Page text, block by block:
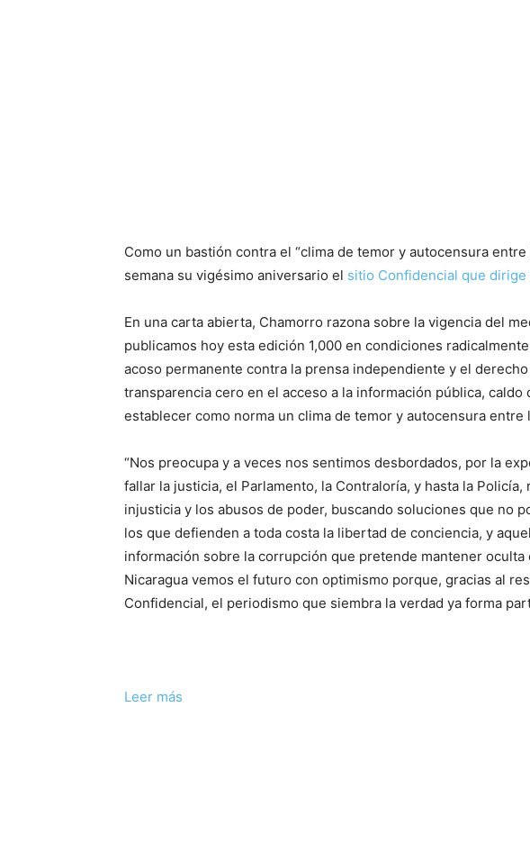
Como un bastión contra el “clima de temor y autocensura
semana su vigésimo aniversario el sitio Confidencial que
En una carta abierta, Chamorro razona sobre la vigencia del
publicamos hoy esta edición 1,000 en condiciones
acoso permanente contra la prensa independiente y el
transparencia cero en el acceso a la información pública,
establecer como norma un clima de temor y autocensura entre
“Nos preocupa y a veces nos sentimos desbordados, por la
fallar la justicia, el Parlamento, la Contraloría, y hasta la
injusticia y los abusos de poder, buscando soluciones que no
los que defienden a toda costa la libertad de conciencia, y
información sobre la corrupción que pretende mantener
Nicaragua vemos el futuro con optimismo porque, gracias al
Confidencial, el periodismo que siembra la verdad ya forma
Leer más